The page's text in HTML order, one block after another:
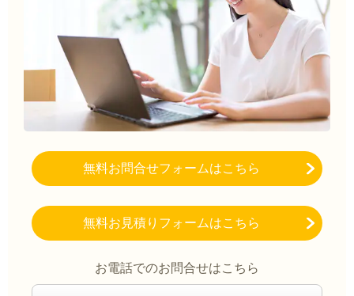
無料お問合せフォームはこちら
無料お見積りフォームはこちら
お電話でのお問合せはこちら